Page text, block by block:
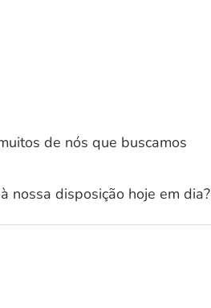
de nós que buscamos
nossa disposição hoje em dia?